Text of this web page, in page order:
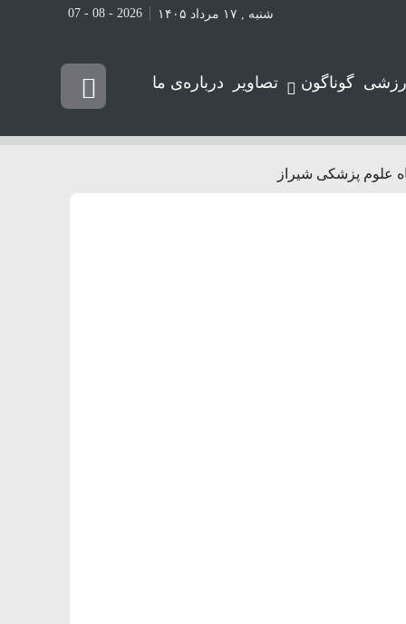
شنبه , ۱۷ مرداد ۱۴۰۵ 2026 - 08 - 07
گوناگون تصاویر درباره‌ی ما
علوم پزشکی شیراز